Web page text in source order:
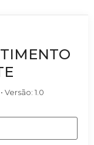
• Versão: 1.0